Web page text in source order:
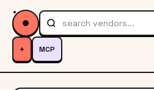
+ MCP